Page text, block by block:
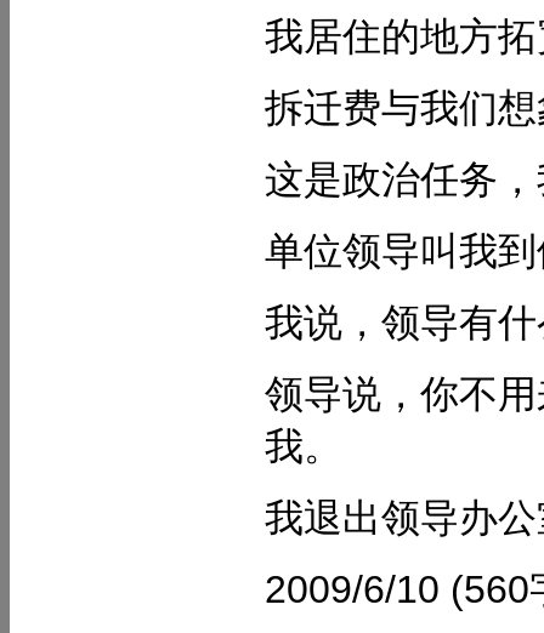
我居住的地方
拆迁费与我们
这是政治任务
单位领导叫我
我说，领导有
领导说，你不
我。
我退出领导办
2009/6/10 (560